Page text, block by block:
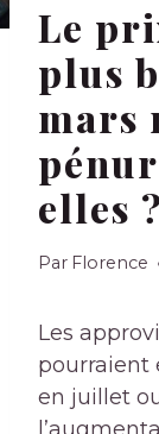
Le
plus
mars
elles ?
Par Florence
Les
pourraient
en juillet